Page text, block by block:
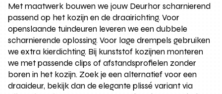
Met maatwerk bouwen we jouw Deurhor scharnierend
passend op het kozijn en de draairichting. Voor
openslaande tuindeuren leveren we een dubbele
scharnierende oplossing. Voor lage drempels gebruiken
we extra kierdichting. Bij kunststof kozijnen monteren
we met passende clips of afstandsprofielen zonder
boren in het kozijn. Zoek je een alternatief voor een
draaideur, bekijk dan de elegante plissé variant via